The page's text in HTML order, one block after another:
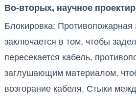
Во-вторых, научное
Блокировка: Противопожарная
заключается в том, чтобы
пересекается кабель,
заглушающим материалом,
возгорание кабеля. Стыки